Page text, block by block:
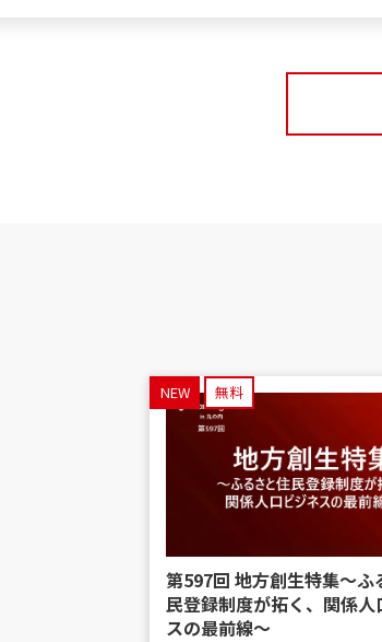
NEW 無料
第597回 地方創生特集〜ふ
民登録制度が拓く、関係人
スの最前線〜